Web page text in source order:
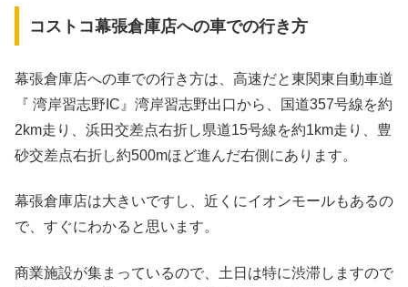
コストコ幕張倉庫店への車での行き方
幕張倉庫店への車での行き方は、高速だと東関東自動車道
『 湾岸習志野IC』湾岸習志野出口から、国道357号線を約
2km走り、浜田交差点右折し県道15号線を約1km走り、豊
砂交差点右折し約500mほど進んだ右側にあります。
幕張倉庫店は大きいですし、近くにイオンモールもあるの
で、すぐにわかると思います。
商業施設が集まっているので、土日は特に渋滞しますので